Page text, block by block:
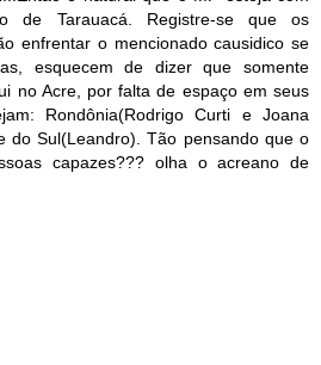
de Tarauacá. Registre-se que os
enfrentar o mencionado causidico se
esquecem de dizer que somente
no Acre, por falta de espaço em seus
Rondônia(Rodrigo Curti e Joana
do Sul(Leandro). Tão pensando que o
capazes??? olha o acreano de